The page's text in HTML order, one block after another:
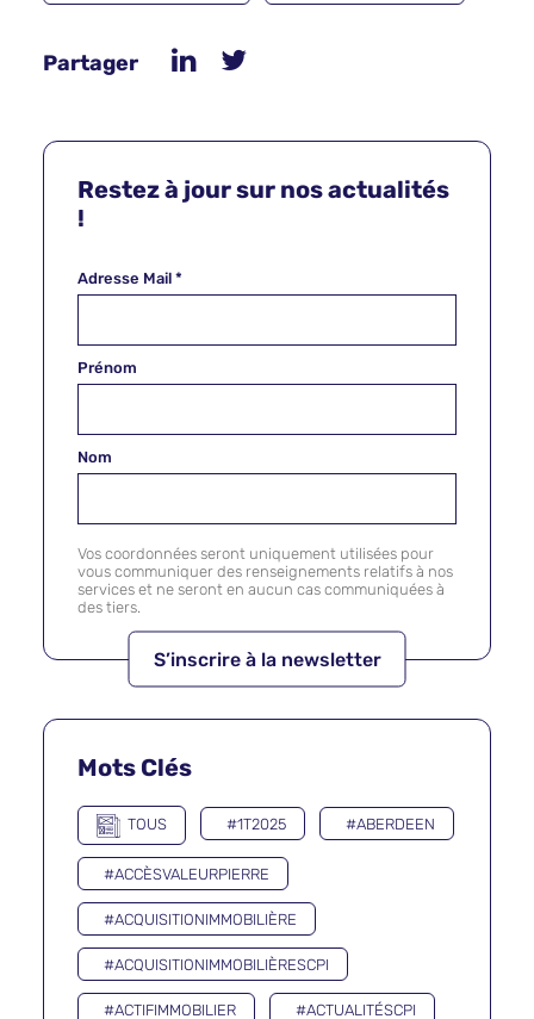
Partager
Restez à jour sur nos actualités
!
Adresse Mail *
Prénom
Nom
Vos coordonnées seront uniquement utilisées pour
vous communiquer des renseignements relatifs à nos
services et ne seront en aucun cas communiquées à
des tiers.
Mots Clés
TOUS #1T2025 #ABERDEEN
#ACCÈSVALEURPIERRE
#ACQUISITIONIMMOBILIÈRE
#ACQUISITIONIMMOBILIÈRESCPI
#ACTIFIMMOBILIER #ACTUALITÉSCPI